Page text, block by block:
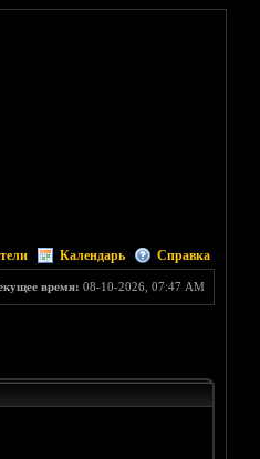
Календарь Справка
время: 08-10-2026, 07:47 AM